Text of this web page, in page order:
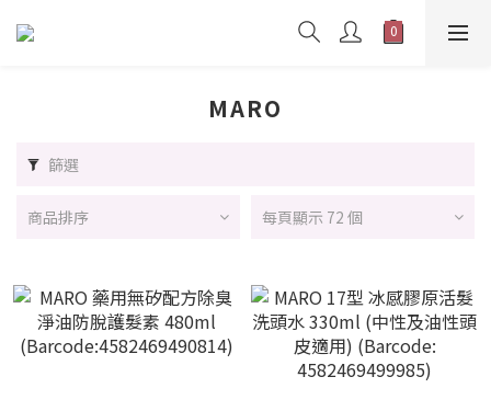
MARO
篩選
商品排序 每頁顯示 72 個